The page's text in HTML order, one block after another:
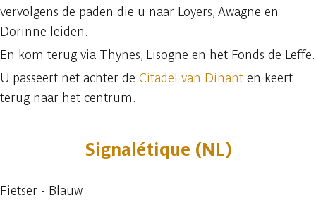
vervolgens de paden die u naar Loyers, Awagne en
Dorinne leiden.
En kom terug via Thynes, Lisogne en het Fonds de Leffe.
U passeert net achter de Citadel van Dinant en keert
terug naar het centrum.
Signalétique (NL)
Fietser - Blauw